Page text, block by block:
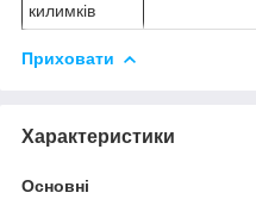
килимків
Приховати
Характеристики
Основні